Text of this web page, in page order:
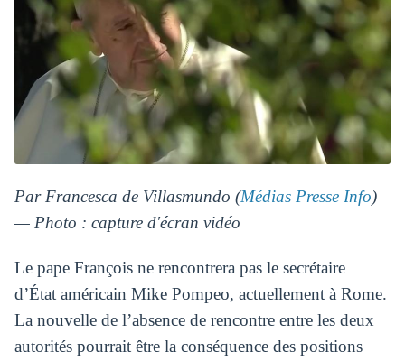
Par Francesca de Villasmundo (Médias Presse Info)
— Photo : capture d'écran vidéo
Le pape François ne rencontrera pas le secrétaire
d’État américain Mike Pompeo, actuellement à Rome.
La nouvelle de l’absence de rencontre entre les deux
autorités pourrait être la conséquence des positions